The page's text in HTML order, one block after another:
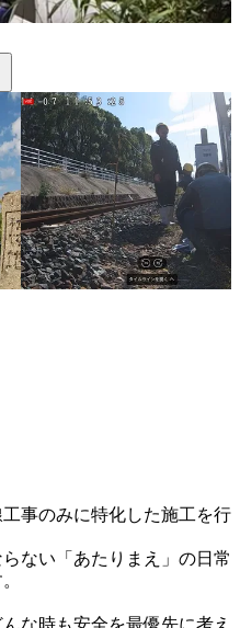
事のみに特化した施工を行
ない「あたりまえ」の日常